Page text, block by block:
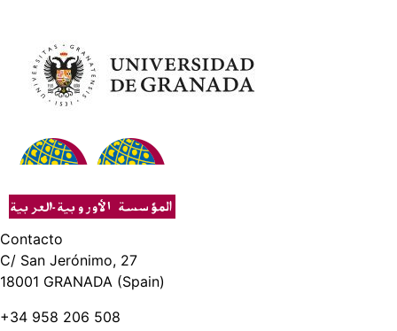
Contacto
C/ San Jerónimo, 27
18001 GRANADA (Spain)
+34 958 206 508